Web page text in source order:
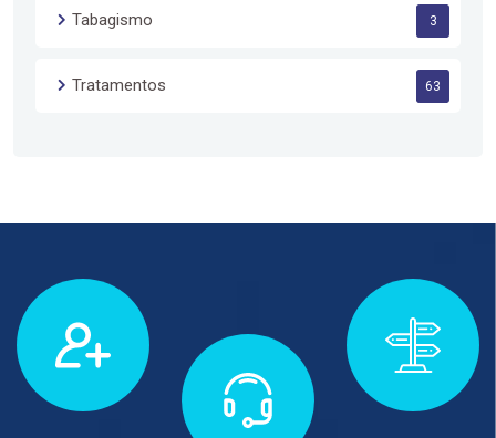
Tabagismo 3
Tratamentos 63